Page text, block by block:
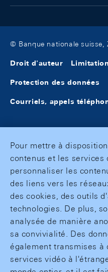
© Banque nationale suisse,
Droit d'auteur
Protection des données
Courriels, appels
Pour mettre à
contenus et les services
personnaliser les
des liens vers les
des cookies, des outils
technologies. De plus,
analysée de manière
sa convivialité. Des
également transmises à
services vidéo à